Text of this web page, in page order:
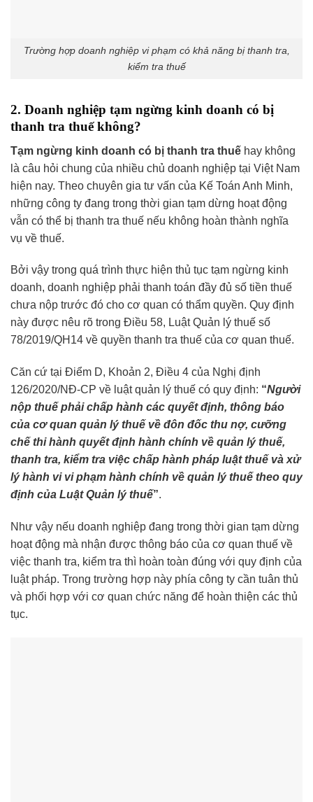
Trường hợp doanh nghiệp vi phạm có khả năng bị thanh tra,
kiểm tra thuế
2. Doanh nghiệp tạm ngừng kinh doanh có bị
thanh tra thuế không?
Tạm ngừng kinh doanh có bị thanh tra thuế hay không
là câu hỏi chung của nhiều chủ doanh nghiệp tại Việt Nam
hiện nay. Theo chuyên gia tư vấn của Kế Toán Anh Minh,
những công ty đang trong thời gian tạm dừng hoạt động
vẫn có thể bị thanh tra thuế nếu không hoàn thành nghĩa
vụ về thuế.
Bởi vậy trong quá trình thực hiện thủ tục tạm ngừng kinh
doanh, doanh nghiệp phải thanh toán đầy đủ số tiền thuế
chưa nộp trước đó cho cơ quan có thẩm quyền. Quy định
này được nêu rõ trong Điều 58, Luật Quản lý thuế số
78/2019/QH14 về quyền thanh tra thuế của cơ quan thuế.
Căn cứ tại Điểm D, Khoản 2, Điều 4 của Nghị định
126/2020/NĐ-CP về luật quản lý thuế có quy định: “Người
nộp thuế phải chấp hành các quyết định, thông báo
của cơ quan quản lý thuế về đôn đốc thu nợ, cưỡng
chế thi hành quyết định hành chính về quản lý thuế,
thanh tra, kiểm tra việc chấp hành pháp luật thuế và xử
lý hành vi vi phạm hành chính về quản lý thuế theo quy
định của Luật Quản lý thuế”.
Như vậy nếu doanh nghiệp đang trong thời gian tạm dừng
hoạt động mà nhận được thông báo của cơ quan thuế về
việc thanh tra, kiểm tra thì hoàn toàn đúng với quy định của
luật pháp. Trong trường hợp này phía công ty cần tuân thủ
và phối hợp với cơ quan chức năng để hoàn thiện các thủ
tục.